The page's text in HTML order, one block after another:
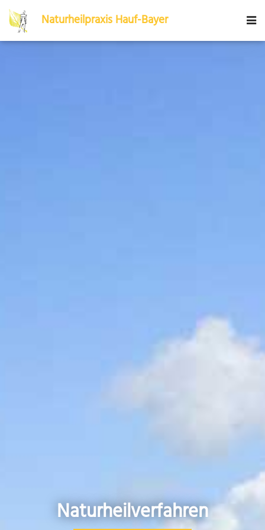
Naturheilpraxis Hauf-Bayer
Naturheilverfahren